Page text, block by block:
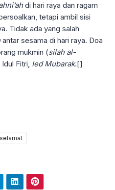
di hari raya dan ragam
tetapi ambil sisi
Tidak ada yang salah
antar sesama di hari raya. Doa
mukmin (silah al-
Fitri, Ied Mubarak.[]